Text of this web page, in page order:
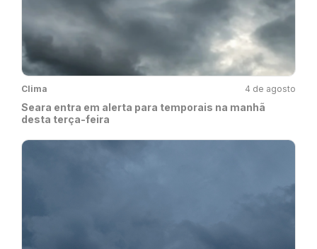
Clima 4 de agosto
Seara entra em alerta para temporais na manhã
desta terça-feira